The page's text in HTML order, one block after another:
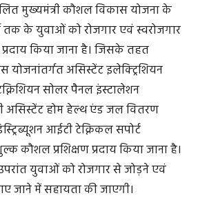
मुख्यमंत्री कौशल विकास योजना के
तक के युवाओं को रोजगार एवं स्वरोजगार
किया जाना है। जिसके तहत
योजनांतर्गत असिस्टेंट इलेक्ट्रिशियन
सोलर पैनल इंस्टालेशन
असिस्टेंट होम हेल्थ एंड जल वितरण
आईटी टेक्निकल सपोर्ट
कौशल प्रशिक्षण प्रदाय किया जाना है।
युवाओं को रोजगार से जोड़ने एवं
जाने में सहायता की जाएगी।